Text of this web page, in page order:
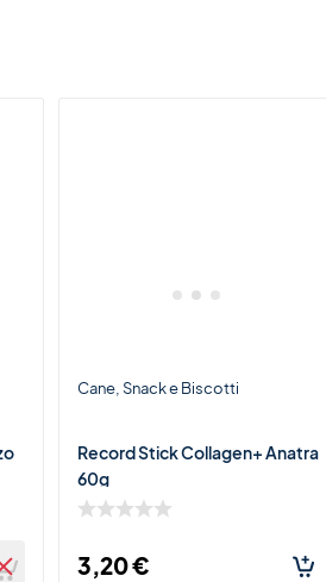
Cane Snack e Biscotti
Record Stick Collagen+ Anatra
60g
3,20€